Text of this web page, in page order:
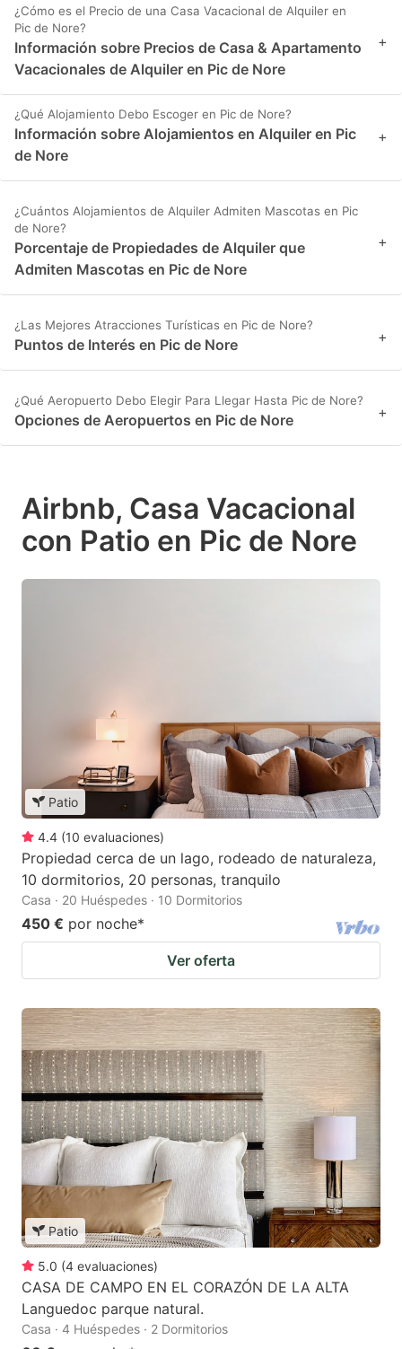
¿Cómo es el Precio de una Casa Vacacional de Alquiler en
Pic de Nore?
Información sobre Precios de Casa & Apartamento
Vacacionales de Alquiler en Pic de Nore
+
¿Qué Alojamiento Debo Escoger en Pic de Nore?
Información sobre Alojamientos en Alquiler en Pic
de Nore
+
¿Cuántos Alojamientos de Alquiler Admiten Mascotas en Pic
de Nore?
Porcentaje de Propiedades de Alquiler que
Admiten Mascotas en Pic de Nore
+
¿Las Mejores Atracciones Turísticas en Pic de Nore?
Puntos de Interés en Pic de Nore +
¿Qué Aeropuerto Debo Elegir Para Llegar Hasta Pic de Nore?
Opciones de Aeropuertos en Pic de Nore +
Airbnb, Casa Vacacional
con Patio en Pic de Nore
Patio
4.4 (10 evaluaciones)
Propiedad cerca de un lago, rodeado de naturaleza,
10 dormitorios, 20 personas, tranquilo
Casa · 20 Huéspedes · 10 Dormitorios
450 € por noche*
Ver oferta
Patio
5.0 (4 evaluaciones)
CASA DE CAMPO EN EL CORAZÓN DE LA ALTA
Languedoc parque natural.
Casa · 4 Huéspedes · 2 Dormitorios